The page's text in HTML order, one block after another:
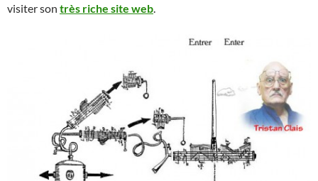
visiter son très riche site web.